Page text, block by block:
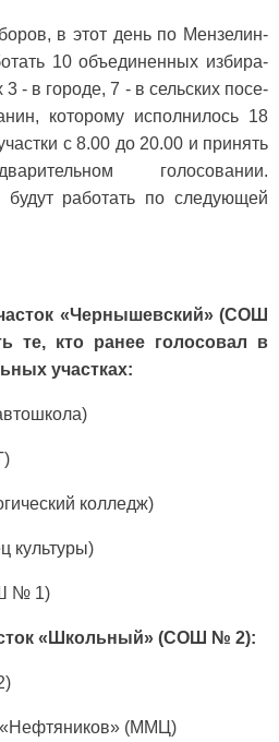
в этот день по Мензелин­
10 объединенных избира­
3 - в городе, 7 - в сельских посе­
которому исполнилось 18
с 8.00 до 20.00 и принять
го­лосовании.
будут работать по следующей
«Чернышевский» (СОШ
те, кто ранее голосовал в
участках:
колледж)
культуры)
№ 1)
«Школьный» (СОШ № 2):
«Не­фтяников» (ММЦ)